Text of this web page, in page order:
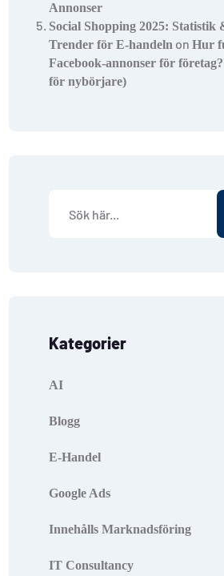
Annonser
Social Shopping 2025: Statistik
Trender för E-handeln on Hur
Facebook-annonser för
för nybörjare)
Kategorier
AI
Blogg
E-Handel
Google Ads
Innehålls Marknadsföring
IT Consultancy